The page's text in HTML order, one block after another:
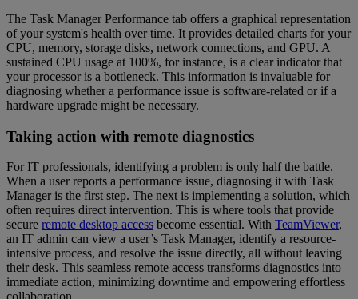
The Task Manager Performance tab offers a graphical representation
of your system's health over time. It provides detailed charts for your
CPU, memory, storage disks, network connections, and GPU. A
sustained CPU usage at 100%, for instance, is a clear indicator that
your processor is a bottleneck. This information is invaluable for
diagnosing whether a performance issue is software-related or if a
hardware upgrade might be necessary.
Taking action with remote diagnostics
For IT professionals, identifying a problem is only half the battle.
When a user reports a performance issue, diagnosing it with Task
Manager is the first step. The next is implementing a solution, which
often requires direct intervention. This is where tools that provide
secure remote desktop access become essential. With TeamViewer,
an IT admin can view a user’s Task Manager, identify a resource-
intensive process, and resolve the issue directly, all without leaving
their desk. This seamless remote access transforms diagnostics into
immediate action, minimizing downtime and empowering effortless